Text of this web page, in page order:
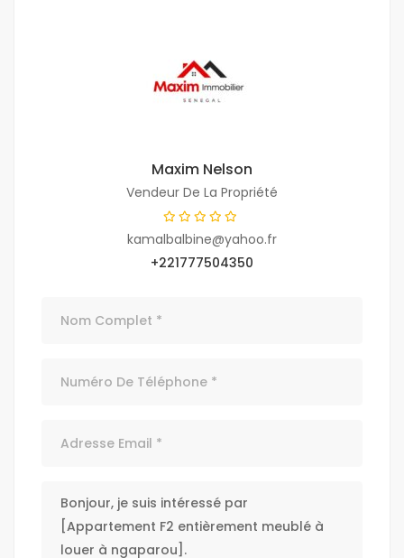
Maxim Nelson
Vendeur De La Propriété
kamalbalbine@yahoo.fr
+221777504350